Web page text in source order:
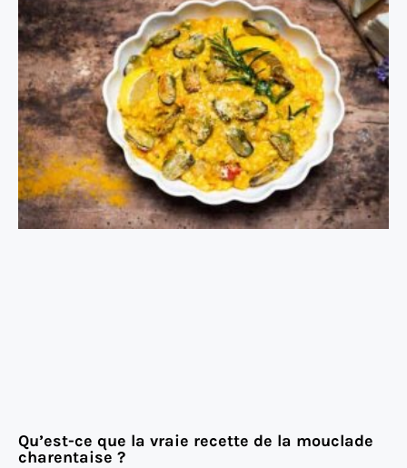
Qu’est-ce que la vraie recette de la mouclade
charentaise ?